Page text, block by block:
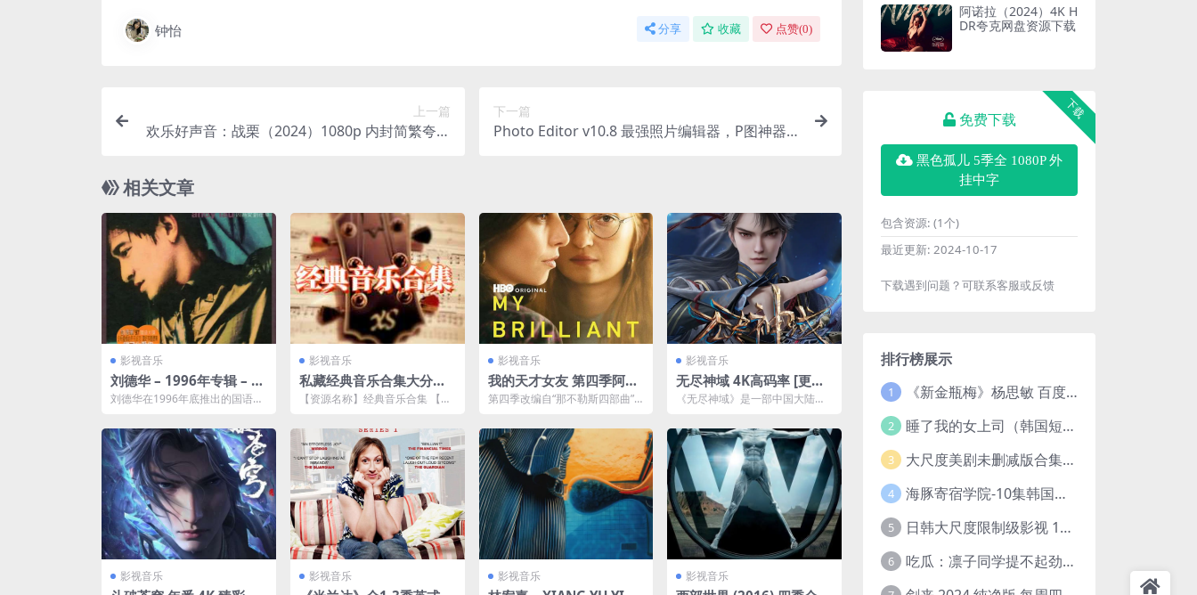
钟怡 分享 收藏 点赞(0)
上一篇
欢乐好声音：战栗（2024）1080p 内封简繁夸克
下一篇
Photo Editor v10.8 最强照片编辑器，P图神器，
相关文章
影视音乐
刘德华 – 1996年专辑 – 因
为爱 Flac
刘德华在1996年底推出的国语大
因为爱＞是当年香...
影视音乐
私藏经典音乐合集大分
享！24合集404.9GB
【资源名称】经典音乐合集 【资
字幕】：有字幕 【...
影视音乐
我的天才女友 第四季阿里
云下载（2024）更新至08
第四季改编自“那不勒斯四部曲”
继续深入莱农（阿尔芭·...
影视音乐
无尽神域 4K高码率 [更新
至35集]网盘资源下载
《无尽神域》是一部中国大陆的
尽神域》。该动画以奇幻、...
影视音乐 影视音乐 影视音乐 影视音乐
阿诺拉（2024）4K H
DR夸克网盘资源下载
下载
免费下载
黑色孤儿 5季全 1080P 外
挂中字
包含资源: (1个)
最近更新: 2024-10-17
下载遇到问题？可联系客服或反馈
排行榜展示
1 《新金瓶梅》杨思敏 百度云网盘下载.1080P阿里下载.国语中字.(1996)
2 睡了我的女上司（韩国短剧）4K超清/中字百度云网盘下载
3 大尺度美剧未删减版合集【22部】
4 海豚寄宿学院-10集韩国高颜值短剧
5 日韩大尺度限制级影视 120部大合集无删减版
6 吃瓜：凛子同学提不起劲/小怡loli 72V+23V+14V–24.02GB】